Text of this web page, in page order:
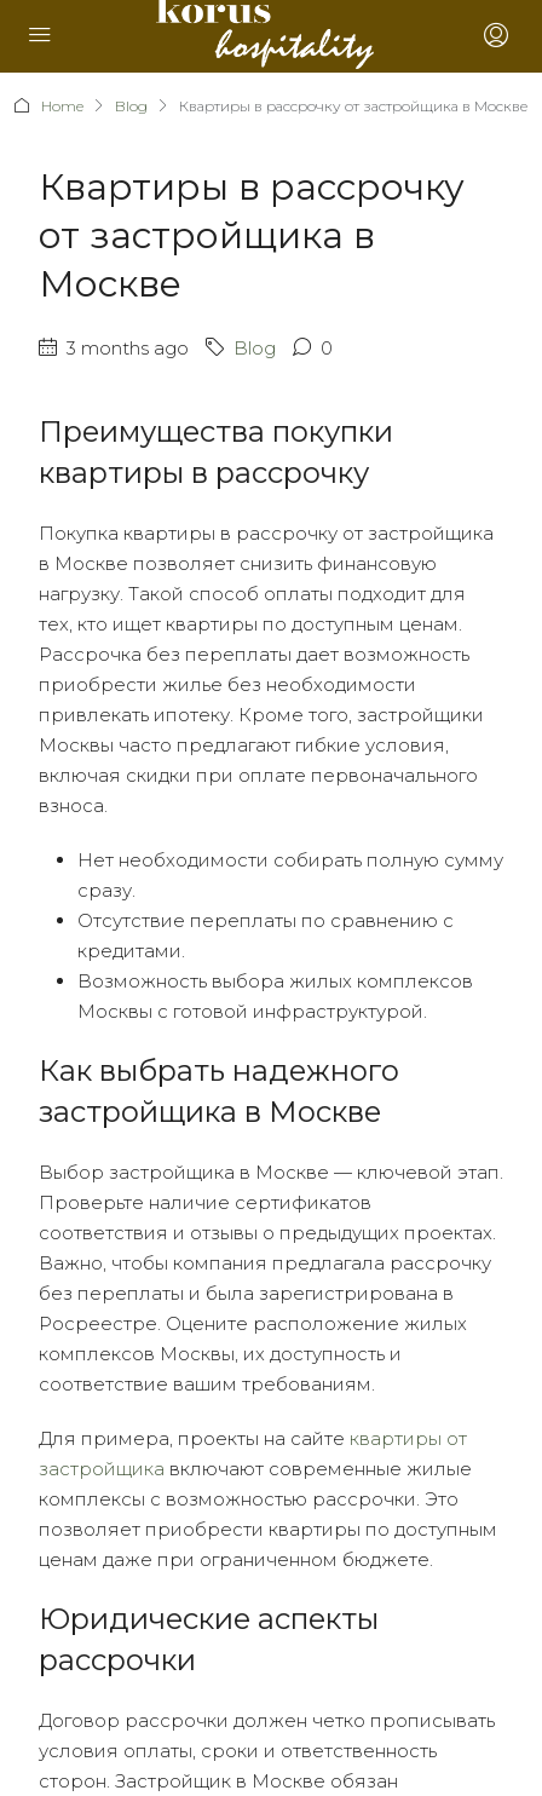
Home Blog Квартиры в рассрочку от застройщика в Москве
Квартиры в рассрочку
от застройщика в
Москве
3 months ago Blog 0
Преимущества покупки
квартиры в рассрочку
Покупка квартиры в рассрочку от застройщика
в Москве позволяет снизить финансовую
нагрузку. Такой способ оплаты подходит для
тех, кто ищет квартиры по доступным ценам.
Рассрочка без переплаты дает возможность
приобрести жилье без необходимости
привлекать ипотеку. Кроме того, застройщики
Москвы часто предлагают гибкие условия,
включая скидки при оплате первоначального
взноса.
Нет необходимости собирать полную сумму
сразу.
Отсутствие переплаты по сравнению с
кредитами.
Возможность выбора жилых комплексов
Москвы с готовой инфраструктурой.
Как выбрать надежного
застройщика в Москве
Выбор застройщика в Москве — ключевой этап.
Проверьте наличие сертификатов
соответствия и отзывы о предыдущих проектах.
Важно, чтобы компания предлагала рассрочку
без переплаты и была зарегистрирована в
Росреестре. Оцените расположение жилых
комплексов Москвы, их доступность и
соответствие вашим требованиям.
Для примера, проекты на сайте квартиры от
застройщика включают современные жилые
комплексы с возможностью рассрочки. Это
позволяет приобрести квартиры по доступным
ценам даже при ограниченном бюджете.
Юридические аспекты
рассрочки
Договор рассрочки должен четко прописывать
условия оплаты, сроки и ответственность
сторон. Застройщик в Москве обязан